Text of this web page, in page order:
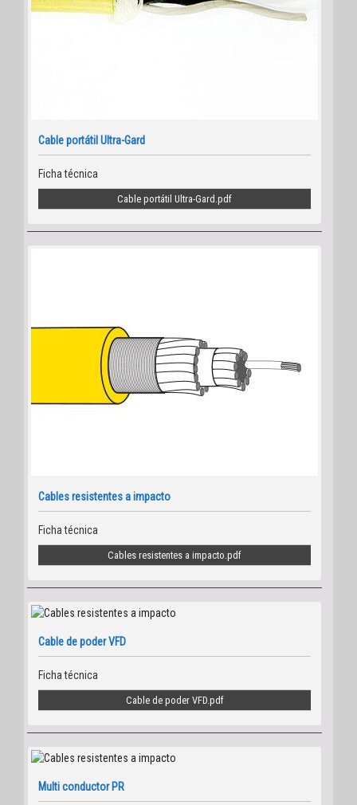
Cable portátil Ultra-Gard
Ficha técnica
Cable portátil Ultra-Gard
Cables resistentes a impacto
Ficha técnica
Cables resistentes a impacto
Cable de poder VFD
Ficha técnica
Cable de poder VFD
Multi conductor PR